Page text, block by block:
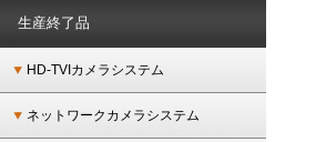
生産終了品
HD-TVIカメラシステム
ネットワークカメラシステム